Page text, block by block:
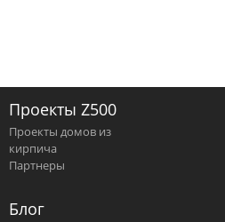
Проекты Z500
Проекты домов из
кирпича
Партнеры
Блог